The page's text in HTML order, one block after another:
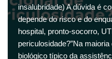
insalubridade) A dúvida é
depende do risco e do
hospital, pronto-socorro,
periculosidade?”Na
biológico típico da